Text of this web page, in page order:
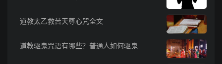
道教太乙救苦天尊心咒全文
道教驱鬼咒语有哪些？普通人如何驱鬼